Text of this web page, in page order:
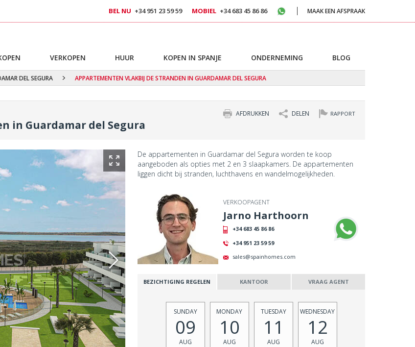
DEL SEGURA APPARTEMENTEN VLAKBIJ DE STRANDEN IN GUARDAMAR DEL SEGURA
RAPPORT
DELEN
AFDRUKKEN
in Guardamar del Segura
De appartementen in Guardamar del Segura worden te koop
aangeboden als opties met 2 en 3 slaapkamers. De appartementen
liggen dicht bij stranden, luchthavens en wandelmogelijkheden.
VERKOOPAGENT
Jarno Harthoorn
+34 683 45 86 86
+34 951 23 59 59
sales@spainhomes.com
BEZICHTIGING REGELEN KANTOOR VRAAG AGENT
SUNDAY
09
AUG
MONDAY
10
AUG
TUESDAY
11
AUG
WEDNESDAY
12
AUG
BEL NU +34 951 23 59 59 MOBIEL +34 683 45 86 86 MAAK EEN AFSPRAAK
VERKOPEN HUUR KOPEN IN SPANJE ONDERNEMING BLOG